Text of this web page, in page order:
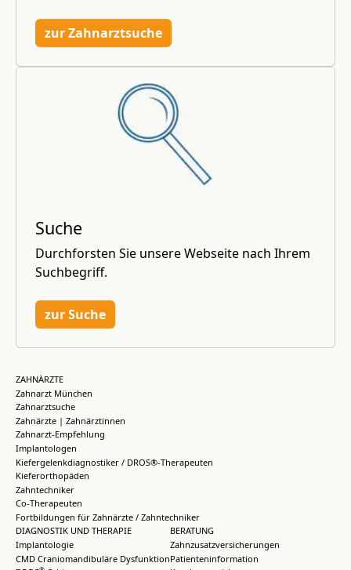
zur Zahnarztsuche
Suche
Durchforsten Sie unsere Webseite nach Ihrem
Suchbegriff.
zur Suche
ZAHNÄRZTE
Zahnarzt München
Zahnarztsuche
Zahnärzte | Zahnärztinnen
Zahnarzt-Empfehlung
Implantologen
Kiefergelenkdiagnostiker / DROS®-Therapeuten
Kieferorthopäden
Zahntechniker
Co-Therapeuten
Fortbildungen für Zahnärzte / Zahntechniker
DIAGNOSTIK UND THERAPIE
Implantologie
CMD Craniomandibuläre Dysfunktion
BERATUNG
Zahnzusatzversicherungen
Patienteninformation